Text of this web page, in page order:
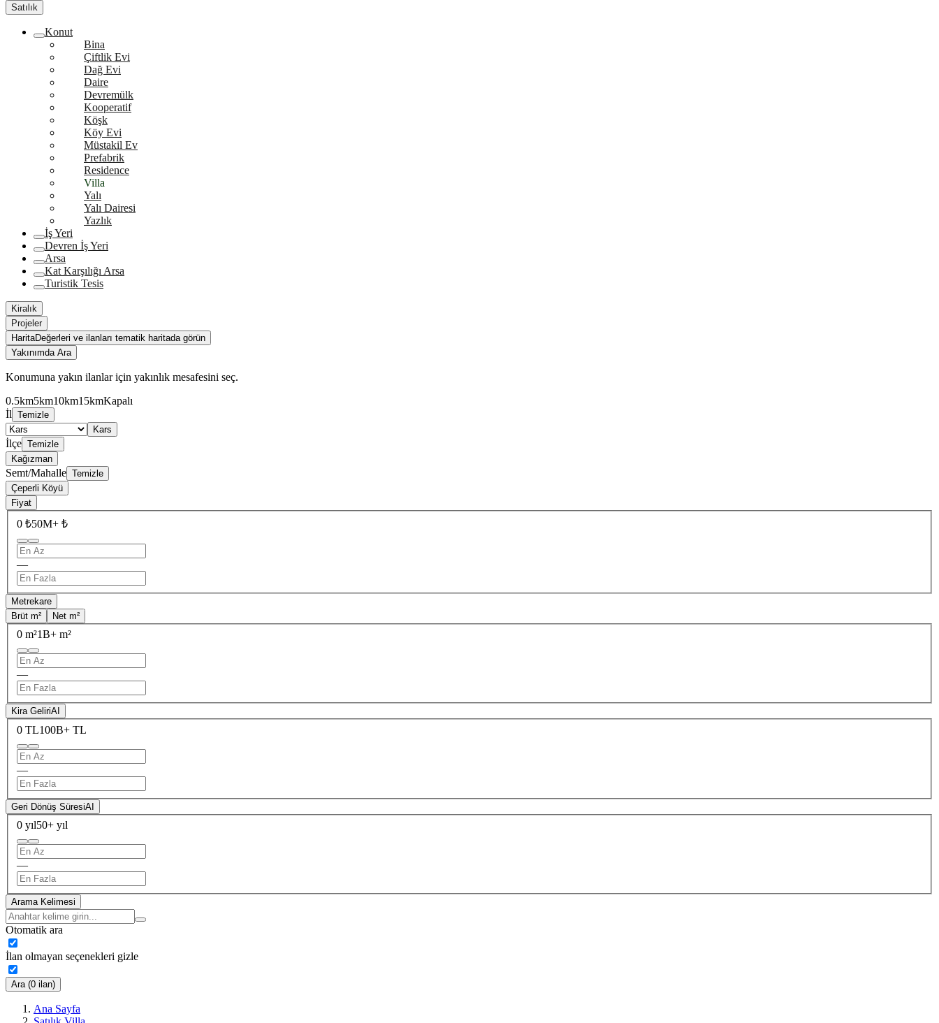
Satılık
Konut
Bina
Çiftlik Evi
Dağ Evi
Daire
Devremülk
Kooperatif
Köşk
Köy Evi
Müstakil Ev
Prefabrik
Residence
Villa
Yalı
Yalı Dairesi
Yazlık
İş Yeri
Devren İş Yeri
Arsa
Kat Karşılığı Arsa
Turistik Tesis
Kiralık
Projeler
HaritaDeğerleri ve ilanları tematik haritada görün
Yakınımda Ara
Konumuna yakın ilanlar için yakınlık mesafesini seç.
0.5km5km10km15kmKapalı
İl Temizle
Kars
İlçe Temizle
Kağızman
Semt/Mahalle Temizle
Çeperli Köyü
Fiyat
0 ₺50M+ ₺
—
Metrekare
Brüt m²
Net m²
0 m²1B+ m²
—
Kira GeliriAI
0 TL100B+ TL
—
Geri Dönüş SüresiAI
0 yıl50+ yıl
—
Arama Kelimesi
Otomatik ara
İlan olmayan seçenekleri gizle
Ara (0 ilan)
Ana Sayfa